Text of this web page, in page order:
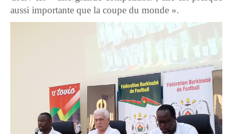
aussi importante que la coupe du monde ».